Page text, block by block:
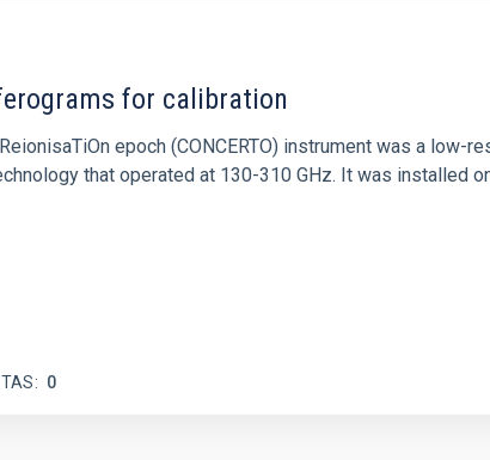
for calibration
epoch (CONCERTO) instrument was a
that operated at 130-310 GHz. It was installed
0